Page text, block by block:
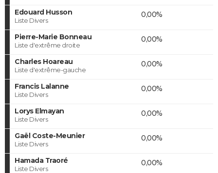
Edouard Husson
Liste Divers
0,00%
Pierre-Marie Bonneau
Liste d'extrême droite
0,00%
Charles Hoareau
Liste d'extrême-gauche
0,00%
Francis Lalanne
Liste Divers
0,00%
Lorys Elmayan
Liste Divers
0,00%
Gaël Coste-Meunier
Liste Divers
0,00%
Hamada Traoré
Liste Divers
0,00%